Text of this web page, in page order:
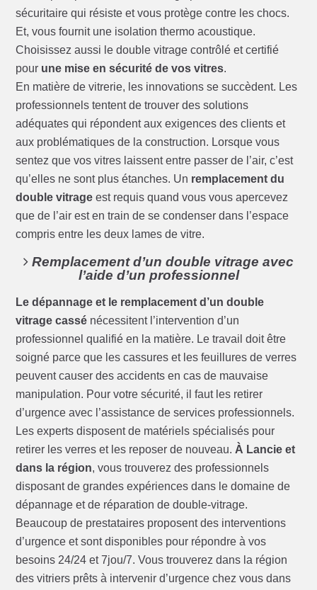
sécuritaire qui résiste et vous protège contre les chocs.
Et, vous fournit une isolation thermo acoustique.
Choisissez aussi le double vitrage contrôlé et certifié
pour une mise en sécurité de vos vitres.
En matière de vitrerie, les innovations se succèdent. Les
professionnels tentent de trouver des solutions
adéquates qui répondent aux exigences des clients et
aux problématiques de la construction. Lorsque vous
sentez que vos vitres laissent entre passer de l’air, c’est
qu’elles ne sont plus étanches. Un remplacement du
double vitrage est requis quand vous vous apercevez
que de l’air est en train de se condenser dans l’espace
compris entre les deux lames de vitre.
Remplacement d’un double vitrage avec
l’aide d’un professionnel
Le dépannage et le remplacement d’un double
vitrage cassé nécessitent l’intervention d’un
professionnel qualifié en la matière. Le travail doit être
soigné parce que les cassures et les feuillures de verres
peuvent causer des accidents en cas de mauvaise
manipulation. Pour votre sécurité, il faut les retirer
d’urgence avec l’assistance de services professionnels.
Les experts disposent de matériels spécialisés pour
retirer les verres et les reposer de nouveau.À Lancie et
dans la région, vous trouverez des professionnels
disposant de grandes expériences dans le domaine de
dépannage et de réparation de double-vitrage.
Beaucoup de prestataires proposent des interventions
d’urgence et sont disponibles pour répondre à vos
besoins 24/24 et 7jou/7. Vous trouverez dans la région
des vitriers prêts à intervenir d’urgence chez vous dans